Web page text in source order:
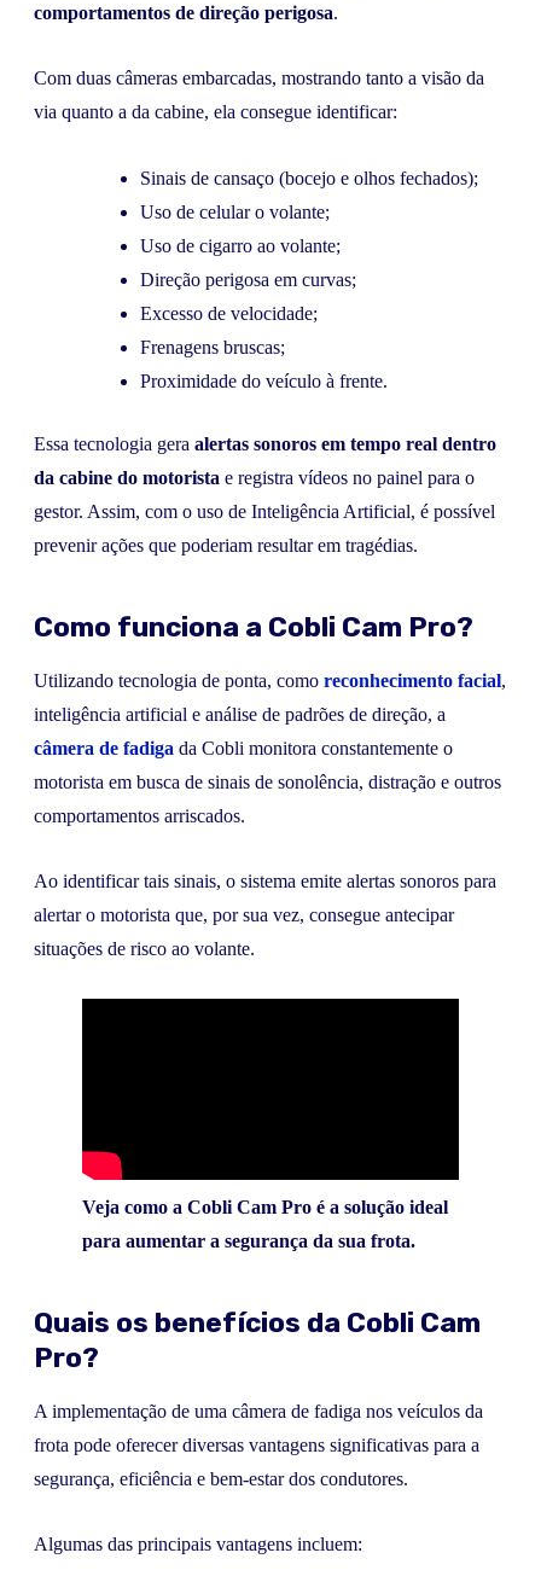
comportamentos de direção perigosa.
Com duas câmeras embarcadas, mostrando tanto a visão da
via quanto a da cabine, ela consegue identificar:
Sinais de cansaço (bocejo e olhos fechados);
Uso de celular o volante;
Uso de cigarro ao volante;
Direção perigosa em curvas;
Excesso de velocidade;
Frenagens bruscas;
Proximidade do veículo à frente.
Essa tecnologia gera alertas sonoros em tempo real dentro
da cabine do motorista e registra vídeos no painel para o
gestor. Assim, com o uso de Inteligência Artificial, é possível
prevenir ações que poderiam resultar em tragédias.
Como funciona a Cobli Cam Pro?
Utilizando tecnologia de ponta, como reconhecimento facial,
inteligência artificial e análise de padrões de direção, a
câmera de fadiga da Cobli monitora constantemente o
motorista em busca de sinais de sonolência, distração e outros
comportamentos arriscados.
Ao identificar tais sinais, o sistema emite alertas sonoros para
alertar o motorista que, por sua vez, consegue antecipar
situações de risco ao volante.
Veja como a Cobli Cam Pro é a solução ideal
para aumentar a segurança da sua frota.
Quais os benefícios da Cobli Cam
Pro?
A implementação de uma câmera de fadiga nos veículos da
frota pode oferecer diversas vantagens significativas para a
segurança, eficiência e bem-estar dos condutores.
Algumas das principais vantagens incluem: